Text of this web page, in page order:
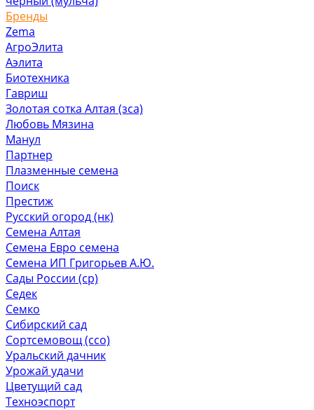
Бренды
Zema
АгроЭлита
Аэлита
Биотехника
Гавриш
Золотая сотка Алтая (зса)
Любовь Мязина
Манул
Партнер
Плазменные семена
Поиск
Престиж
Русский огород (нк)
Семена Алтая
Семена Евро семена
Семена ИП Григорьев А.Ю.
Сады России (ср)
Седек
Семко
Сибирский сад
Сортсемовощ (ссо)
Уральский дачник
Урожай удачи
Цветущий сад
Техноэспорт